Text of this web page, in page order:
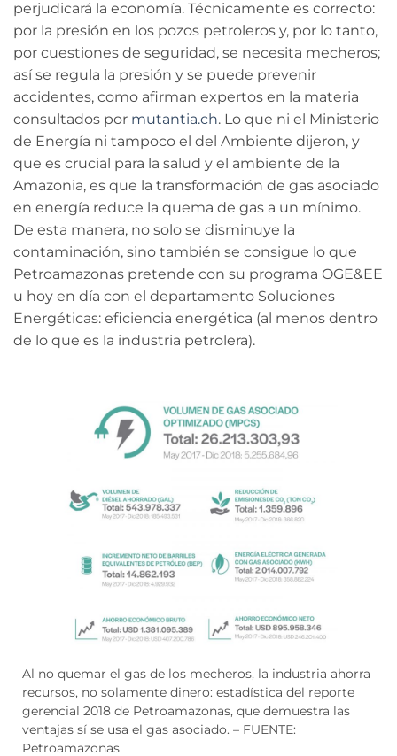
perjudicará la economía. Técnicamente es correcto:
por la presión en los pozos petroleros y, por lo tanto,
por cuestiones de seguridad, se necesita mecheros;
así se regula la presión y se puede prevenir
accidentes, como afirman expertos en la materia
consultados por mutantia.ch. Lo que ni el Ministerio
de Energía ni tampoco el del Ambiente dijeron, y
que es crucial para la salud y el ambiente de la
Amazonia, es que la transformación de gas asociado
en energía reduce la quema de gas a un mínimo.
De esta manera, no solo se disminuye la
contaminación, sino también se consigue lo que
Petroamazonas pretende con su programa OGE&EE
u hoy en día con el departamento Soluciones
Energéticas: eficiencia energética (al menos dentro
de lo que es la industria petrolera).
Al no quemar el gas de los mecheros, la industria ahorra
recursos, no solamente dinero: estadística del reporte
gerencial 2018 de Petroamazonas, que demuestra las
ventajas sí se usa el gas asociado. – FUENTE:
Petroamazonas